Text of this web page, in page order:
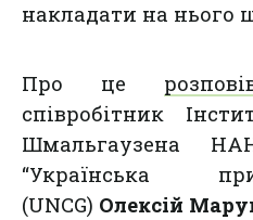
накладати на нього
Про це
співробітник
Шмальгаузена
“Українська
(UNCG) Олексій